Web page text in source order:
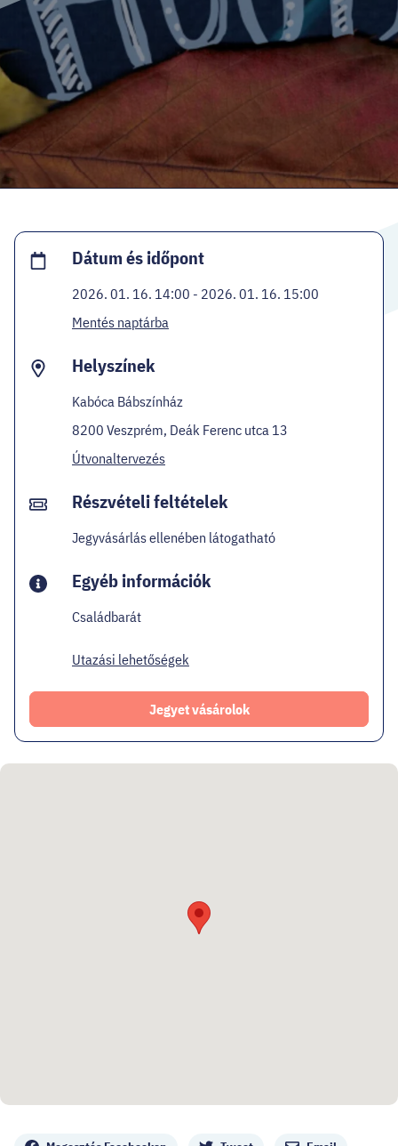
KARRIER
FacebookInstagramYouTube Twitter
Dátum és időpont
2026. 01. 16. 14:00 - 2026. 01. 16. 15:00
Mentés naptárba
Helyszínek
Kabóca Bábszínház
8200 Veszprém, Deák Ferenc utca 13
Útvonaltervezés
Részvételi feltételek
Jegyvásárlás ellenében látogatható
Egyéb információk
Családbarát
Utazási lehetőségek
Jegyet vásárolok